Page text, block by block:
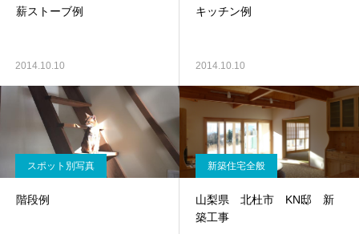
薪ストーブ例
2014.10.10
キッチン例
2014.10.10
スポット別写真
階段例
新築住宅全般
山梨県 北杜市 KN邸 新
築工事